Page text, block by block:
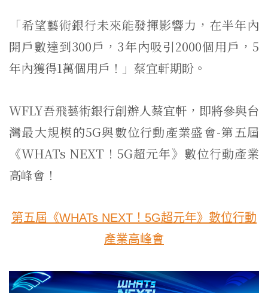
「希望藝術銀行未來能發揮影響力，在半年內
開戶數達到300戶，3年內吸引2000個用戶，5
年內獲得1萬個用戶！」蔡宜軒期盼。
WFLY吾飛藝術銀行創辦人蔡宜軒，即將參與台
灣最大規模的5G與數位行動產業盛會-第五屆
《WHATs NEXT！5G超元年》數位行動產業
高峰會！
第五屆《WHATs NEXT！5G超元年》數位行動
產業高峰會